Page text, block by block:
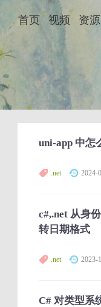
首页 视频 资源
uni-app 中怎
.net 2024-
c#,.net 从身
转日期格式
.net 2023-
C# 对类型系